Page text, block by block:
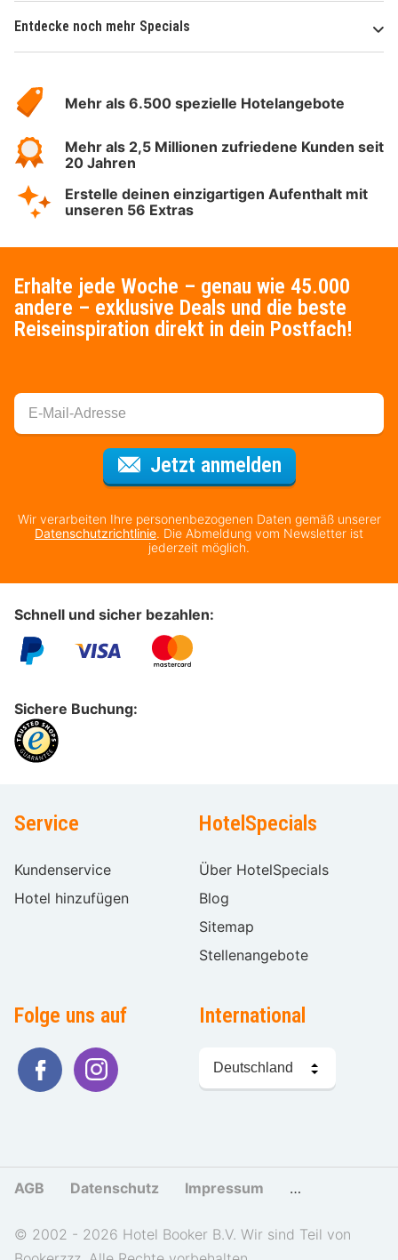
Entdecke noch mehr Specials
Hotelspecials
Mehr als 6.500 spezielle Hotelangebote
Mehr als 2,5 Millionen zufriedene Kunden seit
20 Jahren
Erstelle deinen einzigartigen Aufenthalt mit
unseren 56 Extras
Erhalte jede Woche – genau wie 45.000
andere – exklusive Deals und die beste
Reiseinspiration direkt in dein Postfach!
Jetzt anmeldenFür den
Wir verarbeiten Ihre personenbezogenen Daten gemäß unserer
Datenschutzrichtlinie. Die Abmeldung vom Newsletter ist
jederzeit möglich.
Schnell und sicher bezahlen:
Sichere Buchung:
Service
Kundenservice
Hotel hinzufügen
HotelSpecials
Über HotelSpecials
Blog
Sitemap
Stellenangebote
Folge uns auf International
wählen
AGB Datenschutz Impressum Cookies und
© 2002 - 2026 Hotel Booker B.V. Wir sind Teil von